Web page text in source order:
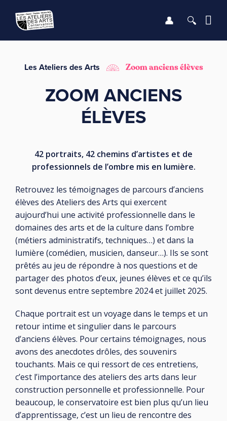
LE CONSERVATOIRE
DÉBUTER
LES ENSEIGNEMENTS
SAISON
Se
Les Ateliers des Arts Zoom anciens élèves
ZOOM ANCIENS
ÉLÈVES
42 portraits, 42 chemins d’artistes et de
professionnels de l’ombre mis en lumière.
Retrouvez les témoignages de parcours d’anciens
élèves des Ateliers des Arts qui exercent
aujourd’hui une activité professionnelle dans le
domaines des arts et de la culture dans l’ombre
(métiers administratifs, techniques…) et dans la
lumière (comédien, musicien, danseur…). Ils se sont
prêtés au jeu de répondre à nos questions et de
partager des photos d’eux, jeunes élèves et ce qu’ils
sont devenus entre septembre 2024 et juillet 2025.
Chaque portrait est un voyage dans le temps et un
retour intime et singulier dans le parcours
d’anciens élèves. Pour certains témoignages, nous
avons des anecdotes drôles, des souvenirs
touchants. Mais ce qui ressort de ces entretiens,
c’est l’importance des ateliers des arts dans leur
construction personnelle et professionnelle. Pour
beaucoup, le conservatoire est bien plus qu’un lieu
d’apprentissage, c’est un lieu de rencontre des